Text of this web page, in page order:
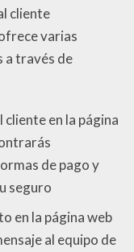
cliente
varias
a través de
en la página
de pago y
seguro
en la página web
al equipo de